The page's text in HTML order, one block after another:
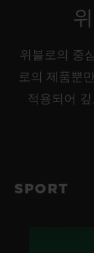
위블로의 중
로의 제품뿐
적용되어
SPORT